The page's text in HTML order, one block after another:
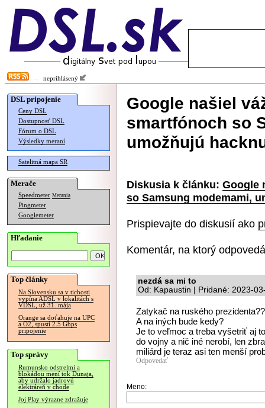
neprihlásený
DSL pripojenie
Ceny DSL
Dostupnosť DSL
Fórum o DSL
Výsledky meraní
Satelitná mapa SR
Merače
Speedmeter Merania
Pingmeter
Googlemeter
Hľadanie
Top články
Na Slovensku sa v tichosti
vypína ADSL v lokalitách s
VDSL, už 31. mája
Orange sa doťahuje na UPC
a O2, spustí 2.5 Gbps
pripojenie
Top správy
Rumunsko odstrelmi a
blokádou mení tok Dunaja,
aby udržalo jadrovú
elektráreň v chode
Joj Play výrazne zdražuje
Google našiel
smartfónoch so
umožňujú
Diskusia k článku: Google
so Samsung modemami,
Prispievajte do diskusií ako
Komentár, na ktorý
nezdá sa mi to
Od: Kapaustin | Pridané: 2023-
Zatykač na ruského
A na iných bude kedy?
Je to veľmoc a treba vyšetriť aj
do vojny a nič iné nerobí, len
miliárd je teraz asi ten menší
Odpovedať
Meno: